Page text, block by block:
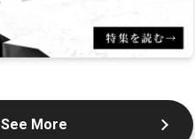
See More